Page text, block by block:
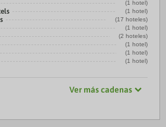
(1 hotel)
(1 hotel)
(17 hoteles)
(1 hotel)
(2 hoteles)
(1 hotel)
(1 hotel)
(1 hotel)
Ver más cadenas